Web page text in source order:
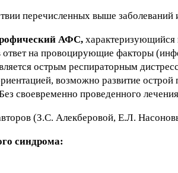
перечисленных выше заболеваний
АФС,
на провоцирующие факторы
острым респираторным
возможно развитие
своевременно проведенного
(З.С. Алекберовой, Е.Л.
синдрома: